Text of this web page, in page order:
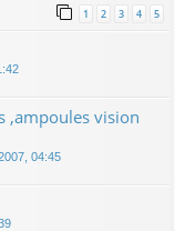
1 2 3 4 5
,ampoules vision
04:45